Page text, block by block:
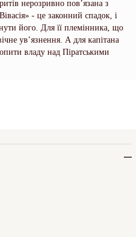
нерозривно пов’язана з
- це законний спадок, і
його. Для її племінника, що
ув’язнення. А для капітана
владу над Піратськими